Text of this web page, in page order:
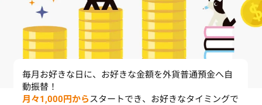
毎月お好きな日に、お好きな金額を外貨普通預金へ自
動振替！
月々1,000円からスタートでき、お好きなタイミングで